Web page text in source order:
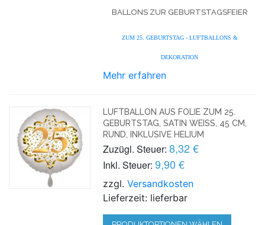
BALLONS ZUR GEBURTSTAGSFEIER
ZUM 25. GEBURTSTAG - LUFTBALLONS &
DEKORATION
Mehr erfahren
LUFTBALLON AUS FOLIE ZUM 25.
GEBURTSTAG, SATIN WEISS, 45 CM, R
UND, INKLUSIVE HELIUM
Zuzügl. Steuer: 8,32 €
Inkl. Steuer: 9,90 €
zzgl.Versandkosten
Lieferzeit: lieferbar